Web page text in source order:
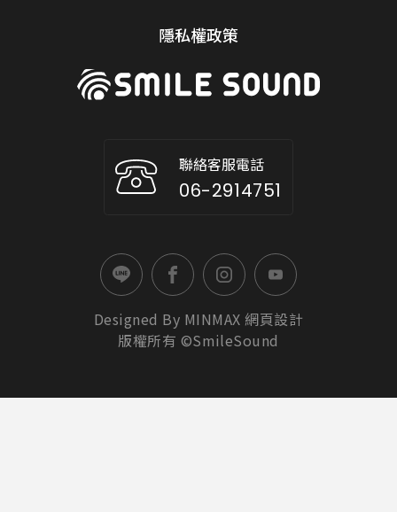
隱私權政策
聯絡客服電話
06-2914751
Designed By MINMAX 網頁設計
版權所有 ©SmileSound